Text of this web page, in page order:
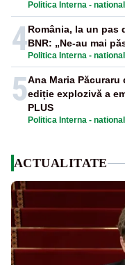
Politica Interna -
4 Politica Interna -
România, la un pas
BNR: „Ne-au mai
5
Politica Interna -
Ana Maria
ediție explozivă a
PLUS
ACTUALITATE